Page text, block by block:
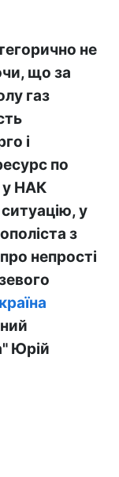
не
що за
газ
і
по
у НАК
у
з
непрості
Юрій